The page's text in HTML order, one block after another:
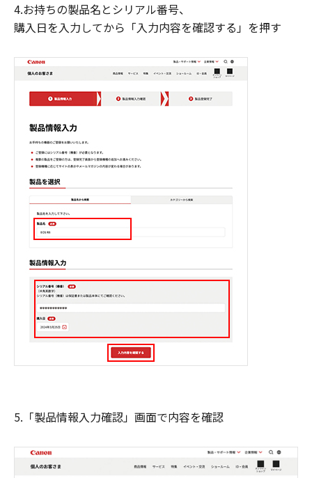
4.お持ちの製品名とシリアル番号、
購入日を入力してから「入力内容を確認する」を押す
5.「製品情報入力確認」画面で内容を確認